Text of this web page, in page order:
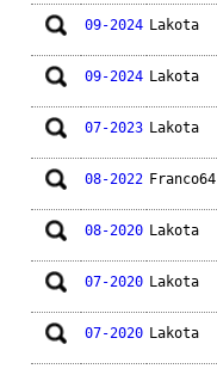
09-2024 Lakota
09-2024 Lakota
07-2023 Lakota
08-2022 Franco64
08-2020 Lakota
07-2020 Lakota
07-2020 Lakota